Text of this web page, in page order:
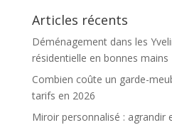
Articles récents
Déménagement dans les
résidentielle en bonnes mains
Combien coûte un garde-
tarifs en 2026
Miroir personnalisé : agrandir